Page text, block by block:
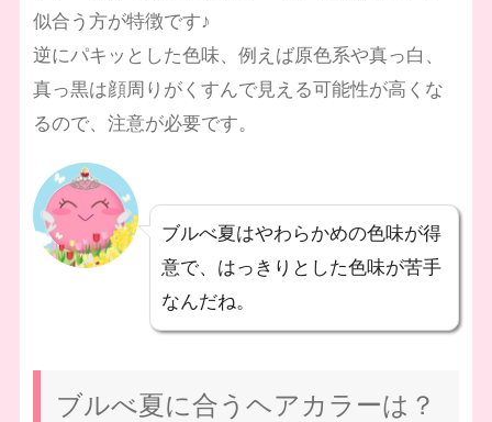
似合う方が特徴です♪
逆にパキッとした色味、例えば原色系や真っ白、
真っ黒は顔周りがくすんで見える可能性が高くな
るので、注意が必要です。
ブルべ夏はやわらかめの色味が得
意で、はっきりとした色味が苦手
なんだね。
ブルべ夏に合うヘアカラーは？